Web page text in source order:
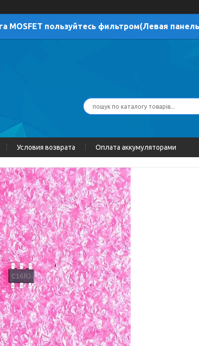
MOSFET пользуйтесь фильтром(Левая
Условия возврата Оплата аккумуляторами